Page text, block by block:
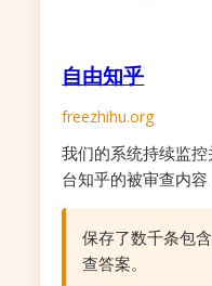
自由知乎
freezhihu.org
我们的系统持续监
台知乎的被审查内容
保存了数千条包
查答案。